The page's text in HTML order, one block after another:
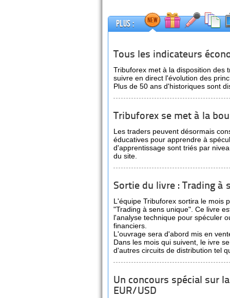
Plus :
Tous les indicateurs
Tribuforex met à la disposition des
suivre en direct l'évolution des
Plus de 50 ans d'historiques sont
Tribuforex se met à la
Les traders peuvent désormais
éducatives pour apprendre à
d'apprentissage sont triés par
du site.
Sortie du livre : Trading à
L'équipe Tribuforex sortira le mois
"Trading à sens unique". Ce livre
l'analyse technique pour spéculer
financiers.
L'ouvrage sera d'abord mis en
Dans les mois qui suivent, le ivre
d'autres circuits de distribution tel
Un concours spécial sur
EUR/USD